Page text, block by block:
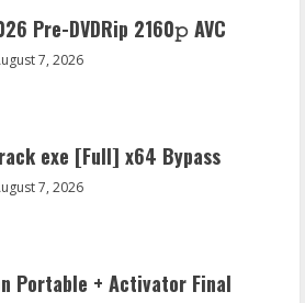
Pre-DVDRip 2160𝚙 AVC
7, 2026
exe [Full] x64 Bypass
7, 2026
Portable + Activator Final